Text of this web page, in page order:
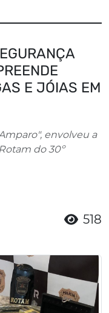
E JÓIAS EM
envolveu a
do 30º
518